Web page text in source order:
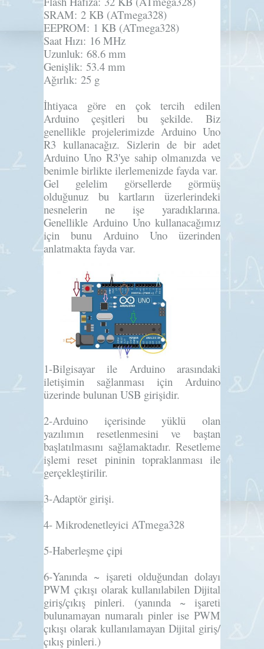
SRAM: 2 KB (ATmega328)
EEPROM: 1 KB (ATmega328)
Saat Hızı: 16 MHz
Uzunluk: 68.6 mm
Genişlik: 53.4 mm
Ağırlık: 25 g
İhtiyaca göre en çok tercih edilen
Arduino çeşitleri bu şekilde. Biz
genellikle projelerimizde Arduino Uno
R3 kullanacağız. Sizlerin de bir adet
Arduino Uno R3'ye sahip olmanızda ve
benimle birlikte ilerlemenizde fayda var.
Gel gelelim görsellerde görmüş
olduğunuz bu kartların üzerlerindeki
nesnelerin ne işe yaradıklarına.
Genellikle Arduino Uno kullanacağımız
için bunu Arduino Uno üzerinden
anlatmakta fayda var.
1-Bilgisayar ile Arduino arasındaki
iletişimin sağlanması için Arduino
üzerinde bulunan USB girişidir.
2-Arduino içerisinde yüklü olan
yazılımın resetlenmesini ve baştan
başlatılmasını sağlamaktadır. Resetleme
işlemi reset pininin topraklanması ile
gerçekleştirilir.
3-Adaptör girişi.
4- Mikrodenetleyici ATmega328
5-Haberleşme çipi
6-Yanında ~ işareti olduğundan dolayı
PWM çıkışı olarak kullanılabilen Dijital
giriş/çıkış pinleri. (yanında ~ işareti
bulunamayan numaralı pinler ise PWM
çıkışı olarak kullanılamayan Dijital giriş/
çıkış pinleri.)